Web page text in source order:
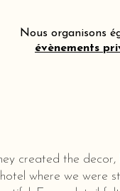
Nous organisons
évènements
created the
hotel where we were